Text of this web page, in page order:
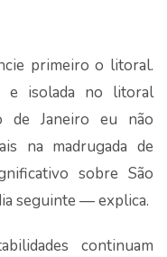
primeiro o litoral.
e isolada no litoral
de Janeiro eu não
na madrugada de
sobre São
seguinte — explica.
continuam